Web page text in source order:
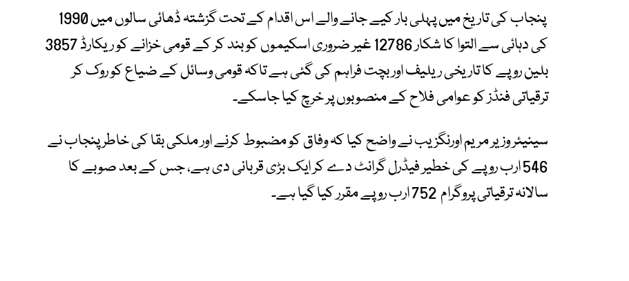
پنجاب کی تاریخ میں پہلی بار کیے جانے والے اس اقدام کے تحت گزشتہ ڈھائی سالوں میں 1990
کی دہائی سے التوا کا شکار 12786 غیر ضروری اسکیموں کو بند کر کے قومی خزانے کو ریکارڈ 3857
بلین روپے کا تاریخی ریلیف اور بچت فراہم کی گئی ہے تاکہ قومی وسائل کے ضیاع کو روک کر
ترقیاتی فنڈز کو عوامی فلاح کے منصوبوں پر خرچ کیا جاسکے۔
سینیئر وزیر مریم اورنگزیب نے واضح کیا کہ وفاق کو مضبوط کرنے اور ملکی بقا کی خاطر پنجاب نے
546 ارب روپے کی خطیر فیڈرل گرانٹ دے کر ایک بڑی قربانی دی ہے، جس کے بعد صوبے کا
سالانہ ترقیاتی پروگرام 752 ارب روپے مقرر کیا گیا ہے۔